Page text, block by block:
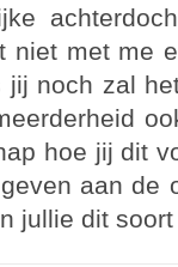
niet met me
noch zal
hoe jij dit
aan de
jullie dit